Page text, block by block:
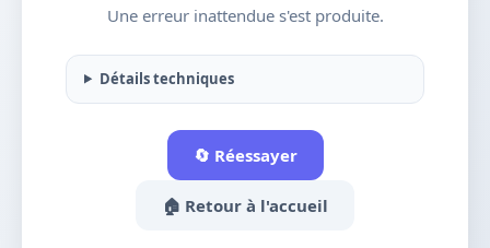
Une erreur inattendue s'est produite.
Détails techniques
🔄 Réessayer
🏠 Retour à l'accueil